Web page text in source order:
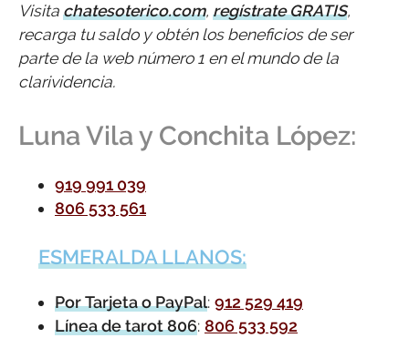
Visitachatesoterico.com, regístrate GRATIS,
recarga tu saldo y obtén los beneficios de ser
parte de la web número 1 en el mundo de la
clarividencia.
Luna Vila y Conchita López:
919 991 039
806 533 561
ESMERALDA LLANOS:
Por Tarjeta o PayPal: 912 529 419
Línea de tarot 806: 806 533 592